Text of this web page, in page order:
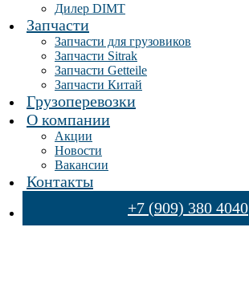
Дилер DIMT
Запчасти
Запчасти для грузовиков
Запчасти Sitrak
Запчасти Getteile
Запчасти Китай
Грузоперевозки
О компании
Акции
Новости
Вакансии
Контакты
+7 (909) 380 4040